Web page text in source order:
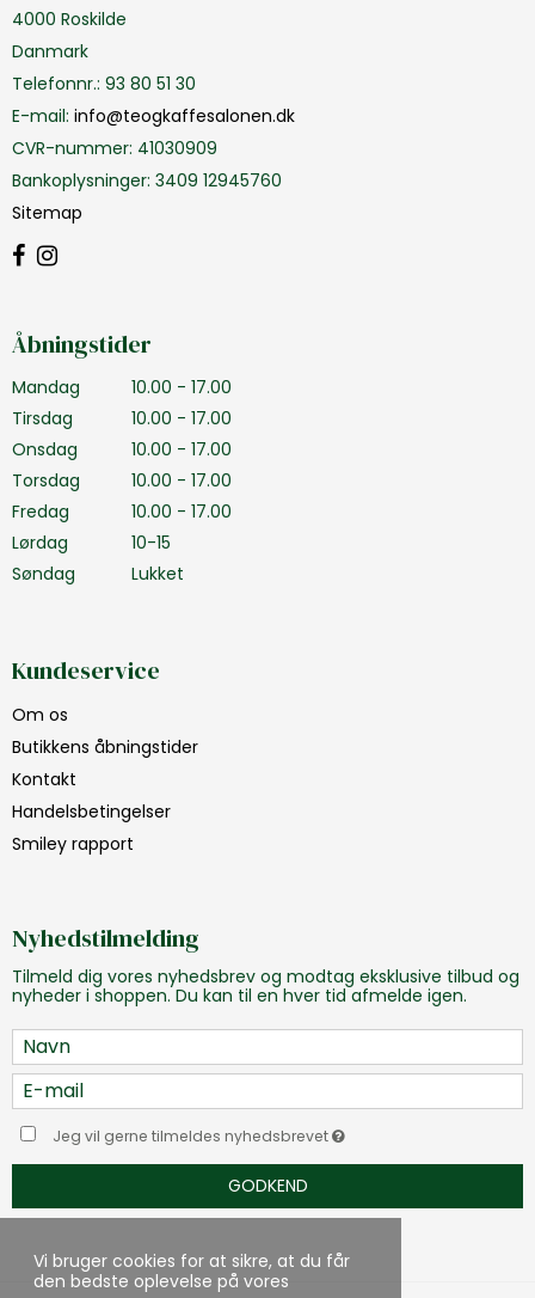
Vi bruger cookies for at sikre, at du får
den bedste oplevelse på vores
4000 Roskilde
Danmark
Telefonnr.: 93 80 51 30
E-mail: info@teogkaffesalonen.dk
CVR-nummer: 41030909
Bankoplysninger: 3409 12945760
Sitemap
Åbningstider
Mandag
10.00 - 17.00
Tirsdag
10.00 - 17.00
Onsdag
10.00 - 17.00
Torsdag
10.00 - 17.00
Fredag
10.00 - 17.00
Lørdag
10-15
Søndag
Lukket
Kundeservice
Om os
Butikkens åbningstider
Kontakt
Handelsbetingelser
Smiley rapport
Nyhedstilmelding
Tilmeld dig vores nyhedsbrev og modtag eksklusive tilbud og
nyheder i shoppen. Du kan til en hver tid afmelde igen.
Jeg vil gerne tilmeldes nyhedsbrevet
GODKEND